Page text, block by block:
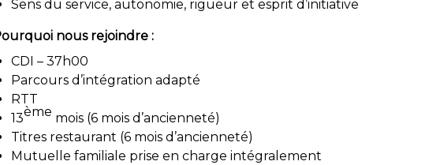
Sens du service, autonomie, rigueur et esprit d’initiative
nous rejoindre :
CDI – 37h00
Parcours d’intégration adapté
RTT
13ème mois (6 mois d’ancienneté)
Titres restaurant (6 mois d’ancienneté)
Mutuelle familiale prise en charge intégralement